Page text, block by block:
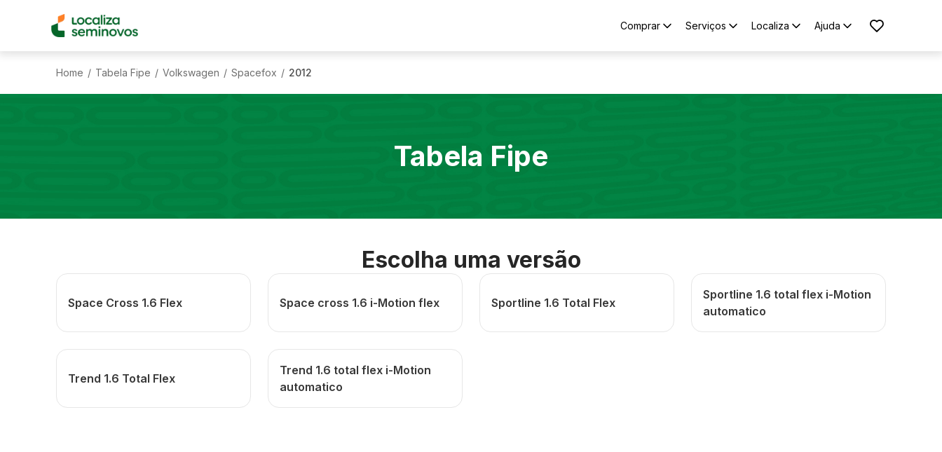
Comprar Serviços Localiza Ajuda
Home / Tabela Fipe / Volkswagen / Spacefox / 2012
Tabela Fipe
Escolha uma versão
Space Cross 1.6 Flex Space cross 1.6 i-Motion flex Sportline 1.6 Total Flex
Sportline 1.6 total flex i-Motion
automatico
Trend 1.6 Total Flex
Trend 1.6 total flex i-Motion
automatico